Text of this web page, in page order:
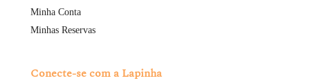
Minha Conta
Minhas Reservas
Conecte-se com a Lapinha